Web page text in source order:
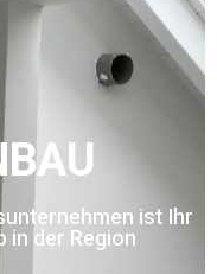
ist Ihr
der Region